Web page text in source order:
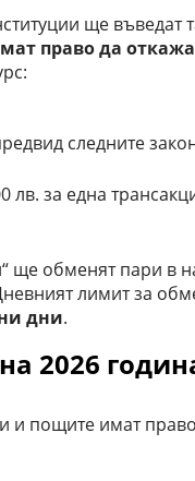
ще въведат
право да
следните
лв. за една
ще обменят пари в
лимит за
дни.
2026
и пощите имат